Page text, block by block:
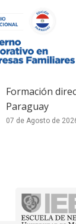
Formación
Paraguay
07 de Agosto de